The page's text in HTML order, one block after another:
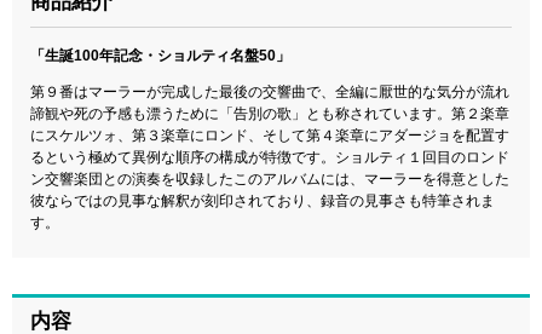
「生誕100年記念・ショルティ名盤50」
第９番はマーラーが完成した最後の交響曲で、全編に厭世的な気分が流れ
諦観や死の予感も漂うために「告別の歌」とも称されています。第２楽章
にスケルツォ、第３楽章にロンド、そして第４楽章にアダージョを配置す
るという極めて異例な順序の構成が特徴です。ショルティ１回目のロンド
ン交響楽団との演奏を収録したこのアルバムには、マーラーを得意とした
彼ならではの見事な解釈が刻印されており、録音の見事さも特筆されま
す。
内容